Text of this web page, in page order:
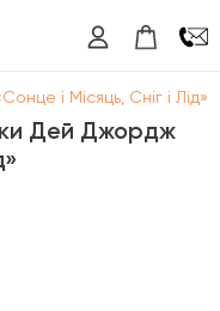
і Місяць, Сніг і Лід»
Дей Джордж